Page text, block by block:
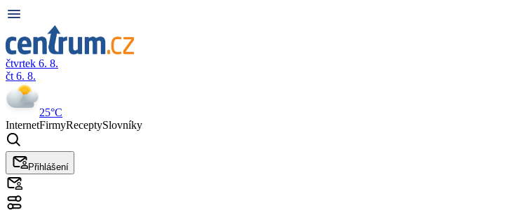
čtvrtek 6. 8.
čt 6. 8.
25°C
InternetFirmyReceptySlovníky
Přihlášení